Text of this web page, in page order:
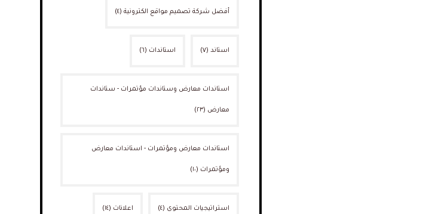
أفضل شركة تصميم مواقع الكترونية(٤)
استاند(٧) استاندات (٦)
استاندات معارض وستاندات مؤتمرات - ستاندات
معارض (٢٣)
استاندات معارض ومؤتمرات - استاندات معارض
ومؤتمرات (١٠)
استراتيجيات المحتوى (٤) اعلانات (١٤)